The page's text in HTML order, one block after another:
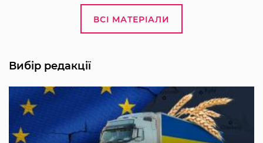
ВСІ МАТЕРІАЛИ
Вибір редакції